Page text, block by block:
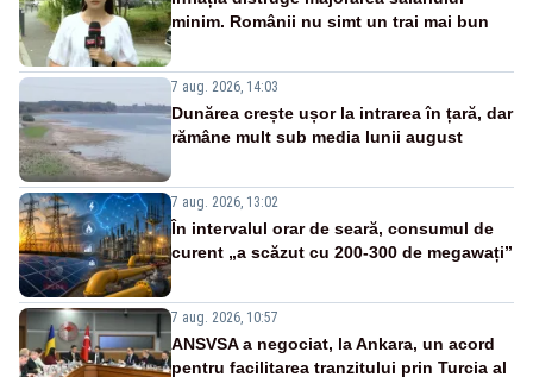
minim. Românii nu simt un trai mai bun
7 aug. 2026, 14:03
Dunărea crește ușor la intrarea în țară, dar
rămâne mult sub media lunii august
7 aug. 2026, 13:02
În intervalul orar de seară, consumul de
curent „a scăzut cu 200-300 de megawați”
7 aug. 2026, 10:57
ANSVSA a negociat, la Ankara, un acord
pentru facilitarea tranzitului prin Turcia al